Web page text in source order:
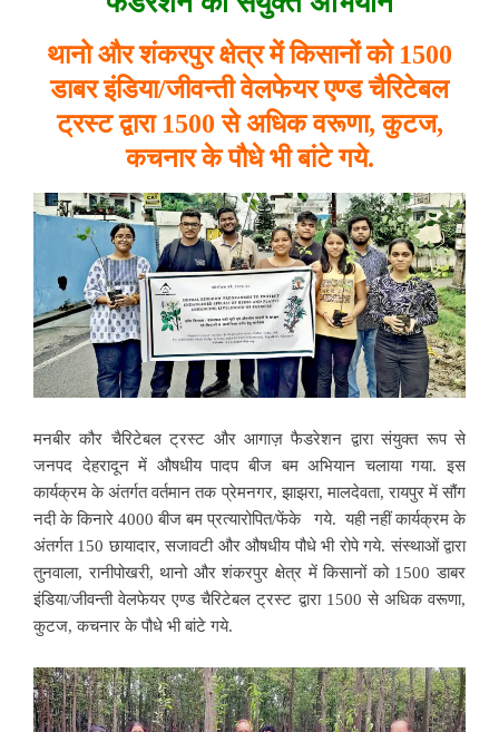
थानो और शंकरपुर क्षेत्र में किसानों को 1500
डाबर इंडिया/जीवन्ती वेलफेयर एण्ड चैरिटेबल
ट्रस्ट द्वारा 1500 से अधिक वरूणा, कुटज,
कचनार के पौधे भी बांटे गये.
मनबीर कौर चैरिटेबल ट्रस्ट और आगाज़ फैडरेशन द्वारा संयुक्त रूप से
जनपद देहरादून में औषधीय पादप बीज बम अभियान चलाया गया. इस
कार्यक्रम के अंतर्गत वर्तमान तक प्रेमनगर, झाझरा, मालदेवता, रायपुर में सौंग
नदी के किनारे 4000 बीज बम प्रत्यारोपित/फेंके गये. यही नहीं कार्यक्रम के
अंतर्गत 150 छायादार, सजावटी और औषधीय पौधे भी रोपे गये. संस्थाओं द्वारा
तुनवाला, रानीपोखरी, थानो और शंकरपुर क्षेत्र में किसानों को 1500 डाबर
इंडिया/जीवन्ती वेलफेयर एण्ड चैरिटेबल ट्रस्ट द्वारा 1500 से अधिक वरूणा,
कुटज, कचनार के पौधे भी बांटे गये.